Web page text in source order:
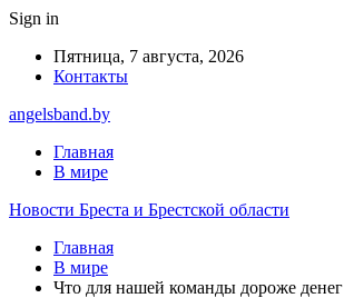
Sign in
Пятница, 7 августа, 2026
Контакты
angelsband.by
Главная
В мире
Новости Бреста и Брестской области
Главная
В мире
Что для нашей команды дороже денег